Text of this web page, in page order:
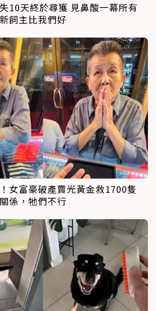
10天終於尋獲 見鼻酸一幕所有
飼主比我們好
女富豪破產賣光黃金救1700隻
係，牠們不行